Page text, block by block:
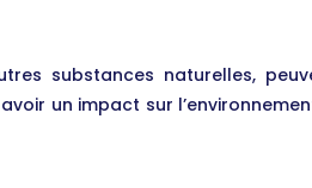
substances naturelles,
un impact sur